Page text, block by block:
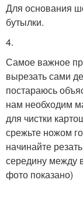
Для основания
бутылки.
4.
Самое важное
вырезать сами
постараюсь
нам необходим
для чистки
срежьте ножом
начинайте
середину между
фото показано)